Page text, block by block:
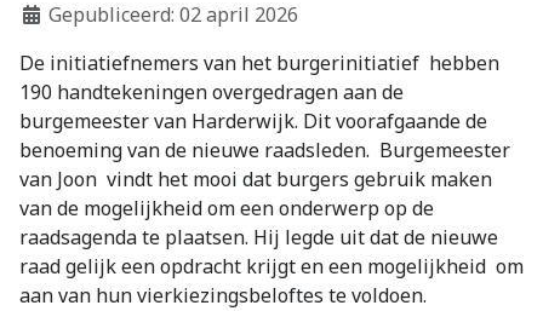
Gepubliceerd: 02 april 2026
De initiatiefnemers van het burgerinitiatief hebben
190 handtekeningen overgedragen aan de
burgemeester van Harderwijk. Dit voorafgaande de
benoeming van de nieuwe raadsleden. Burgemeester
van Joon vindt het mooi dat burgers gebruik maken
van de mogelijkheid om een onderwerp op de
raadsagenda te plaatsen. Hij legde uit dat de nieuwe
raad gelijk een opdracht krijgt en een mogelijkheid om
aan van hun vierkiezingsbeloftes te voldoen.